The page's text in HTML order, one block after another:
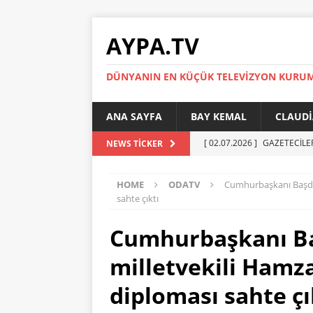
AYPA.TV
DÜNYANIN EN KÜÇÜK TELEVIZYON
ANA SAYFA BAY KEMAL
NEWS TICKER [ 02.07.2026 ]
[ 27.05.2026 ]
[ 05.07.2026 ]
AYPA
HOME ODATV
Cumhurbaşkanı
sahte çıktı
Cumhurbaşkanı
milletvekili
diploması sahte